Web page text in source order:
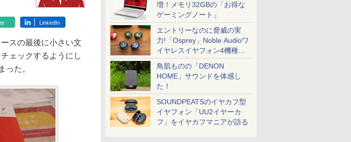
増！メモリ32GBの「お得な
ゲーミングノート」
エントリーなのに脅威の実
力!「Osprey」Noble Audioワ
イヤレスイヤフォン4機種を
一気に聴く
鳥肌ものの「DENON
HOME」サウンドを体感し
た！
SOUNDPEATSのイヤカフ型
イヤフォン「UU2イヤーカ
フ」をイヤカフマニアが語る
LinkedIn
スの最後に小さい文
ェックするようにし
った。